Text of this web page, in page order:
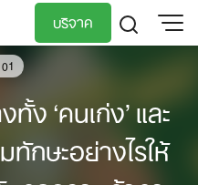
บริจาค
TH
EN
ง ‘คนเก่ง’ และ
ทักษะอย่างไรให้